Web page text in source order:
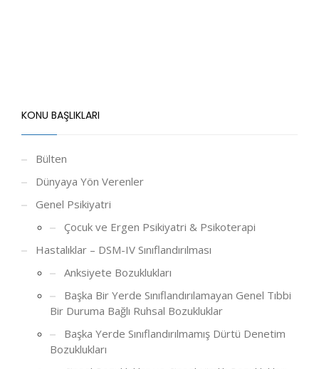
KONU BAŞLIKLARI
Bülten
Dünyaya Yön Verenler
Genel Psikiyatri
Çocuk ve Ergen Psikiyatri & Psikoterapi
Hastalıklar – DSM-IV Sınıflandırılması
Anksiyete Bozuklukları
Başka Bir Yerde Sınıflandırılamayan Genel Tıbbi
Bir Duruma Bağlı Ruhsal Bozukluklar
Başka Yerde Sınıflandırılmamış Dürtü Denetim
Bozuklukları